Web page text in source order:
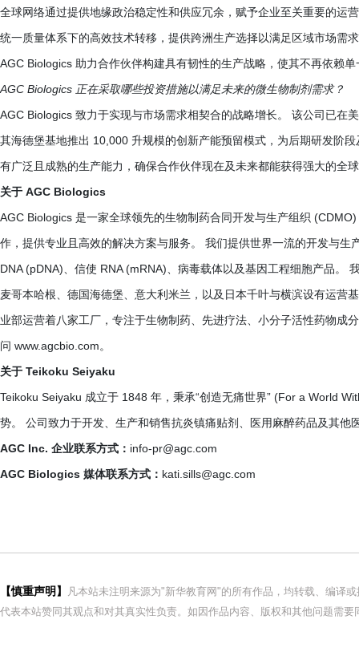
全球网络通过提供地缘政治稳定性和供应冗余，赋予企业至关重要的运
统一质量体系下的高效技术转移，提供跨洲生产选择以满足区域市场需
AGC Biologics 助力合作伙伴构建具有韧性的生产战略，使其不再依赖
AGC Biologics 正在采取哪些投资措施以满足未来的微生物制剂需求？
AGC Biologics 致力于实现与市场需求相契合的战略增长。 该公司已在
其海德堡基地推出 10,000 升规模的创新产能预留模式，为后期研发阶
有广泛且成熟的生产能力，确保合作伙伴现在及未来都能获得强大的全
关于 AGC Biologics
AGC Biologics 是一家全球领先的生物制药合同开发与生产组织
作，提供专业且高效的解决方案与服务。 我们提供世界一流的开发与
DNA (pDNA)、信使 RNA (mRNA)、病毒载体以及基因工程细胞产品。
麦哥本哈根、德国海德堡、意大利米兰，以及日本千叶与横滨设有运营
业部运营着八家工厂，专注于生物制药、先进疗法、小分子活性药物成
问 www.agcbio.com。
关于 Teikoku Seiyaku
Teikoku Seiyaku 成立于 1848 年，秉承“创造无痛世界” (For a World
势。 公司致力于开发、生产和销售抗炎镇痛贴剂、医用麻醉药品及其他
AGC Inc. 企业联系方式： info-pr@agc.com
AGC Biologics 媒体联系方式： kati.sills@agc.com
【慎重声明】
凡本站未注明来源为"新华教育网"的所有作品，均转载、编译
代表本站赞同其观点和对其真实性负责。如因作品内容、版权和其他问题需